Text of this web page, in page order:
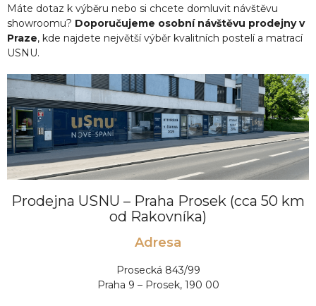
Máte dotaz k výběru nebo si chcete domluvit návštěvu
showroomu? Doporučujeme osobní návštěvu prodejny v
Praze, kde najdete největší výběr kvalitních postelí a matrací
USNU.
Prodejna USNU – Praha Prosek (cca 50 km
od Rakovníka)
Adresa
Prosecká 843/99
Praha 9 – Prosek, 190 00